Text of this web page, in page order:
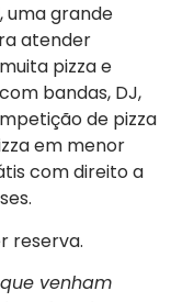
uma grande
atender
pizza e
bandas, DJ,
de pizza
em menor
com direito a
reserva.
venham